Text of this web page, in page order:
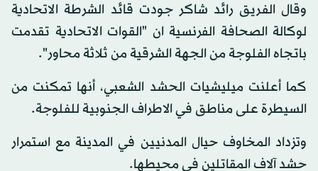
وقال الفريق رائد شاكر جودت قائد الشرطة الاتحادية
لوكالة الصحافة الفرنسية ان "القوات الاتحادية تقدمت
باتجاه الفلوجة من الجهة الشرقية من ثلاثة محاور".
كما أعلنت ميليشيات الحشد الشعبي، أنها تمكنت من
السيطرة على مناطق في الاطراف الجنوبية للفلوجة.
وتزداد المخاوف حيال المدنيين في المدينة مع استمرار
حشد آلاف المقاتلين في محيطها.